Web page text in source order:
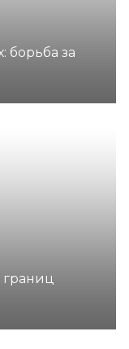
борьба за
границ